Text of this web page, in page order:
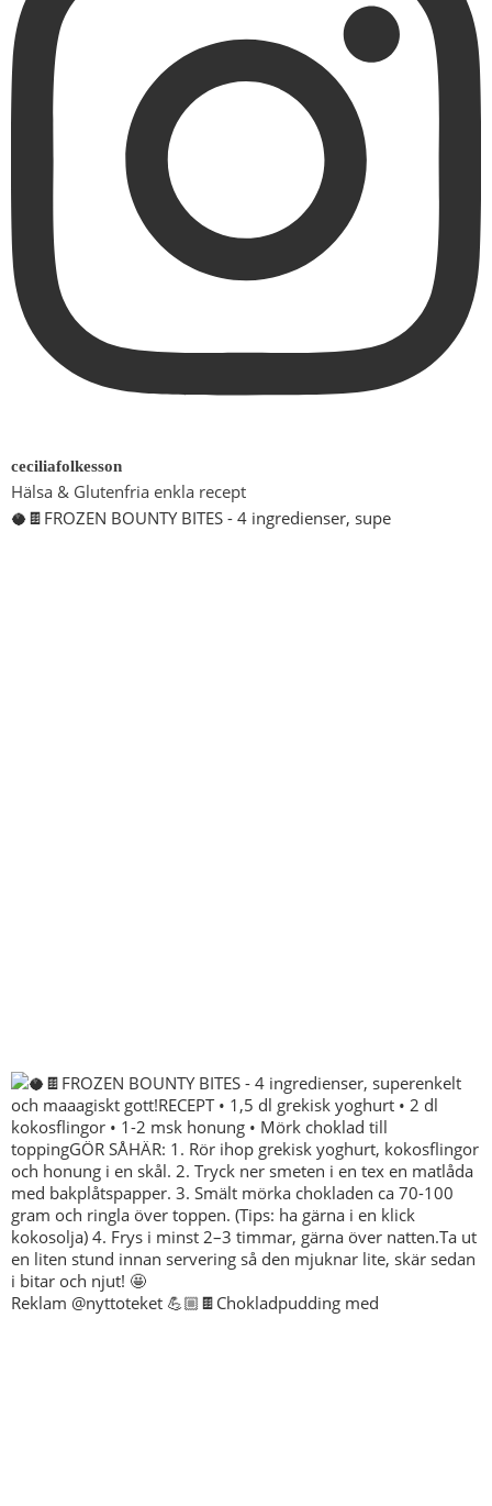
ceciliafolkesson
Hälsa & Glutenfria enkla recept
🥥🍫FROZEN BOUNTY BITES - 4 ingredienser, supe
Reklam @nyttoteket 💪🏼🍫Chokladpudding med